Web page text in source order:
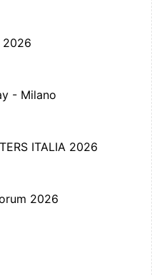
2026
- Milano
ITALIA 2026
2026